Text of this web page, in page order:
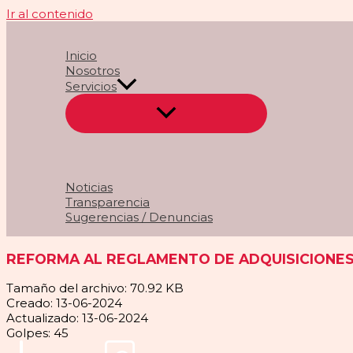
Ir al contenido
Inicio
Nosotros
Servicios
Noticias
Transparencia
Sugerencias / Denuncias
REFORMA AL REGLAMENTO DE
Tamaño del archivo: 70.92 KB
Creado: 13-06-2024
Actualizado: 13-06-2024
Golpes: 45